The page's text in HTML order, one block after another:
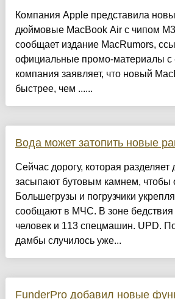
Компания Apple представила
дюймовые MacBook Air с чипом
сообщает издание MacRumors,
официальные промо-материалы с
компания заявляет, что новый
быстрее, чем ......
Вода может затопить новые
Сейчас дорогу, которая разделяет
засыпают бутовым камнем, чтобы
Большегрузы и погрузчики
сообщают в МЧС. В зоне бедствия
человек и 113 спецмашин. UPD.
дамбы случилось уже...
FunderPro добавил новые